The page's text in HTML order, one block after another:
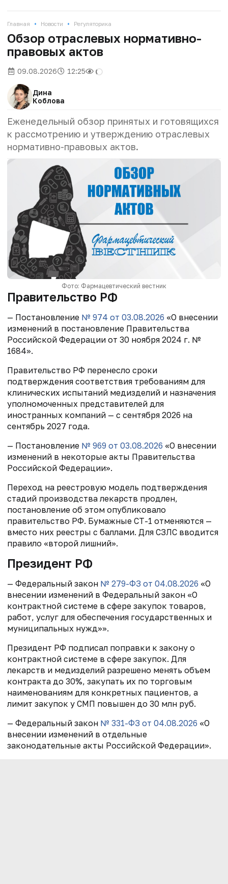
Главная • Новости • Регуляторика
Обзор отраслевых нормативно-
правовых актов
09.08.2026 12:25
Дина
Коблова
Еженедельный обзор принятых и готовящихся
к рассмотрению и утверждению отраслевых
нормативно-правовых актов.
Фото: Фармацевтический вестник
Правительство РФ
— Постановление № 974 от 03.08.2026 «О внесении
изменений в постановление Правительства
Российской Федерации от 30 ноября 2024 г. №
1684».
Правительство РФ перенесло сроки
подтверждения соответствия требованиям для
клинических испытаний медизделий и назначения
уполномоченных представителей для
иностранных компаний — с сентября 2026 на
сентябрь 2027 года.
— Постановление № 969 от 03.08.2026 «О внесении
изменений в некоторые акты Правительства
Российской Федерации».
Переход на реестровую модель подтверждения
стадий производства лекарств продлен,
постановление об этом опубликовало
правительство РФ. Бумажные СТ-1 отменяются —
вместо них реестры с баллами. Для СЗЛС вводится
правило «второй лишний».
Президент РФ
— Федеральный закон № 279-ФЗ от 04.08.2026 «О
внесении изменений в Федеральный закон «О
контрактной системе в сфере закупок товаров,
работ, услуг для обеспечения государственных и
муниципальных нужд»».
Президент РФ подписал поправки к закону о
контрактной системе в сфере закупок. Для
лекарств и медизделий разрешено менять объем
контракта до 30%, закупать их по торговым
наименованиям для конкретных пациентов, а
лимит закупок у СМП повышен до 30 млн руб.
— Федеральный закон № 331-ФЗ от 04.08.2026 «О
внесении изменений в отдельные
законодательные акты Российской Федерации».